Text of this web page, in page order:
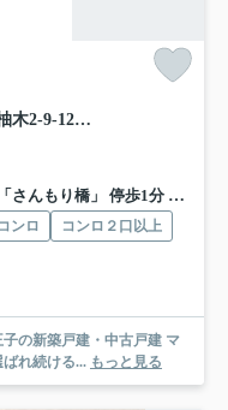
『八王子市新築戸建て』八王子市下柚木2-9-12【仲介手数料無料】 １期
さんもり橋」 停歩1分
京王
ンロ
コンロ２口以上
り☆ 八王子で選ばれ続ける... もっと見る